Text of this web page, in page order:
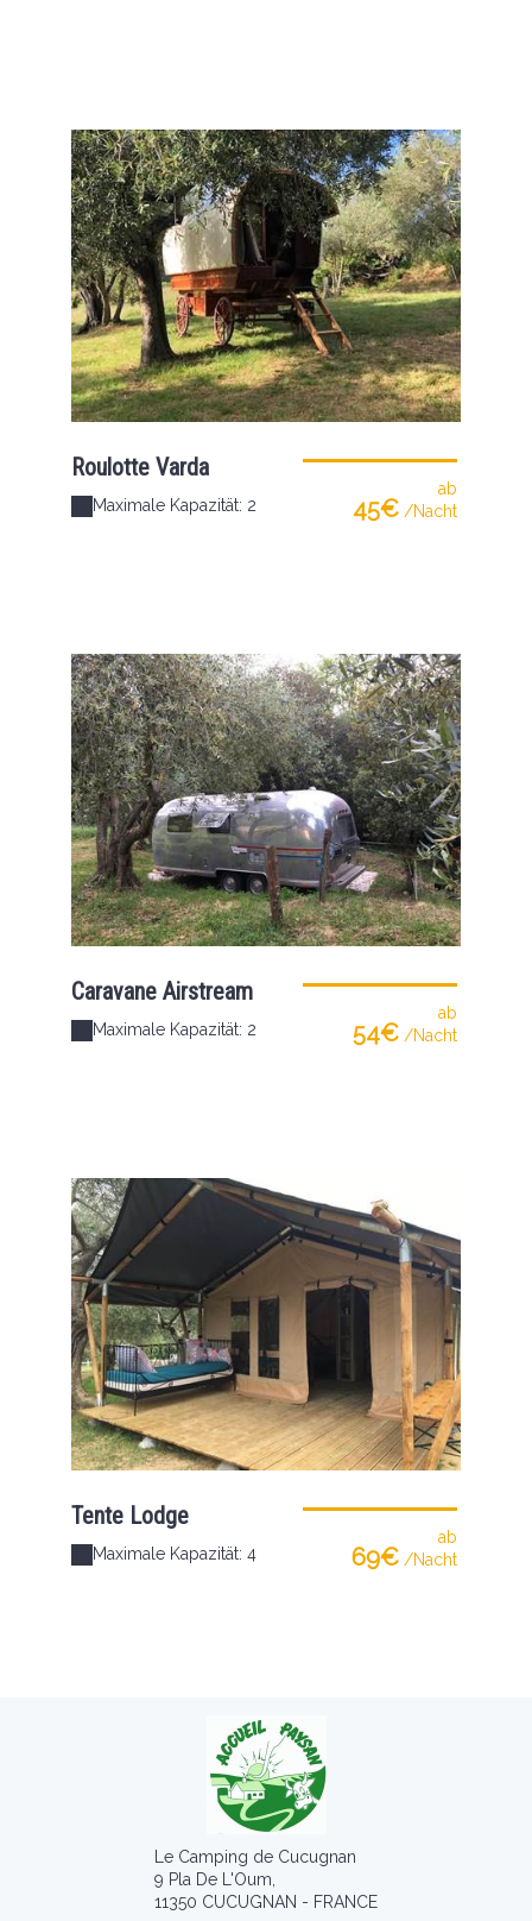
Roulotte Varda
Maximale Kapazität: 2
ab
45€ /Nacht
Caravane Airstream
Maximale Kapazität: 2
ab
54€ /Nacht
Tente Lodge
Maximale Kapazität: 4
ab
69€ /Nacht
Le Camping de Cucugnan
9 Pla De L'Oum,
11350 CUCUGNAN - FRANCE